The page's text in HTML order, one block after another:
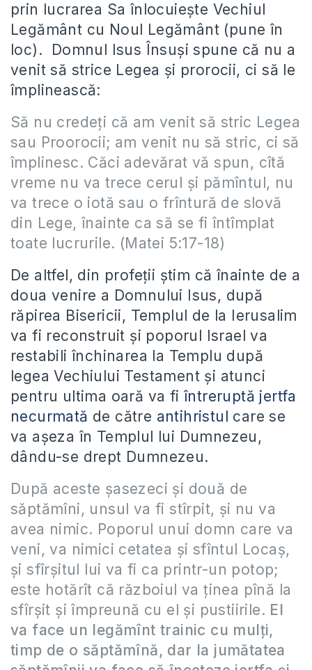
prin lucrarea Sa înlocuiește Vechiul
Legământ cu Noul Legământ (pune în
loc). Domnul Isus Însuși spune că nu a
venit să strice Legea și prorocii, ci să le
împlinească:
Să nu credeţi că am venit să stric Legea
sau Proorocii; am venit nu să stric, ci să
împlinesc. Căci adevărat vă spun, cîtă
vreme nu va trece cerul şi pămîntul, nu
va trece o iotă sau o frîntură de slovă
din Lege, înainte ca să se fi întîmplat
toate lucrurile. (Matei 5:17-18)
De altfel, din profeții știm că înainte de a
doua venire a Domnului Isus, după
răpirea Bisericii, Templul de la Ierusalim
va fi reconstruit și poporul Israel va
restabili închinarea la Templu după
legea Vechiului Testament și atunci
pentru ultima oară va fiîntreruptă jertfa
necurmată de către antihristul care se
va așeza în Templul lui Dumnezeu,
dându-se drept Dumnezeu.
După aceste şasezeci şi două de
săptămîni, unsul va fi stîrpit, şi nu va
avea nimic. Poporul unui domn care va
veni, va nimici cetatea şi sfîntul Locaş,
şi sfîrşitul lui va fi ca printr-un potop;
este hotărît că războiul va ţinea pînă la
sfîrşit şi împreună cu el şi pustiirile. El
va face un legămînt trainic cu mulţi,
timp de o săptămînă, dar la jumătatea